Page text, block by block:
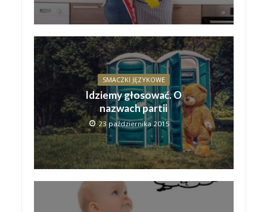
SMACZKI JĘZYKOWE
Idziemy głosować. O
nazwach partii
23 października 2015